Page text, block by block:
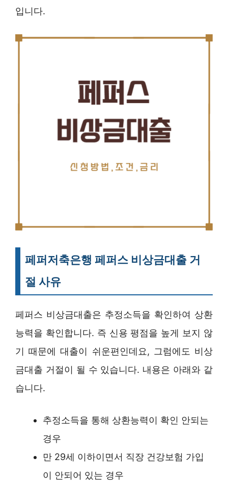
입니다.
페퍼저축은행 페퍼스 비상금대출 거
절 사유
페퍼스 비상금대출은 추정소득을 확인하여 상환
능력을 확인합니다. 즉 신용 평점을 높게 보지 않
기 때문에 대출이 쉬운편인데요, 그럼에도 비상
금대출 거절이 될 수 있습니다. 내용은 아래와 같
습니다.
추정소득을 통해 상환능력이 확인 안되는
경우
만 29세 이하이면서 직장 건강보험 가입
이 안되어 있는 경우